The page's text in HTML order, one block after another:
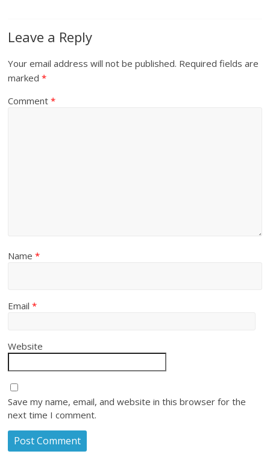
Leave a Reply
Your email address will not be published. Required fields are
marked*
Comment*
Name*
Email*
Website
Save my name, email, and website in this browser for the
next time I comment.